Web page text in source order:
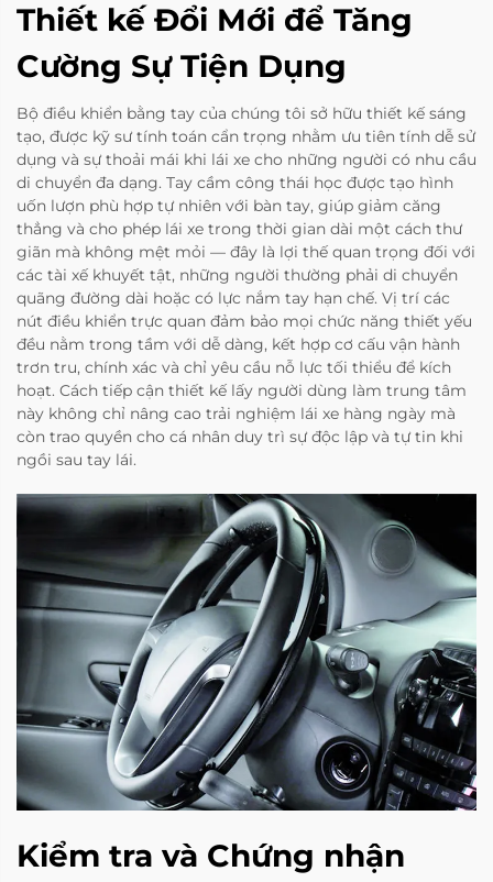
Thiết kế Đổi Mới để Tăng
Cường Sự Tiện Dụng
Bộ điều khiển bằng tay của chúng tôi sở hữu thiết kế sáng
tạo, được kỹ sư tính toán cẩn trọng nhằm ưu tiên tính dễ sử
dụng và sự thoải mái khi lái xe cho những người có nhu cầu
di chuyển đa dạng. Tay cầm công thái học được tạo hình
uốn lượn phù hợp tự nhiên với bàn tay, giúp giảm căng
thẳng và cho phép lái xe trong thời gian dài một cách thư
giãn mà không mệt mỏi — đây là lợi thế quan trọng đối với
các tài xế khuyết tật, những người thường phải di chuyển
quãng đường dài hoặc có lực nắm tay hạn chế. Vị trí các
nút điều khiển trực quan đảm bảo mọi chức năng thiết yếu
đều nằm trong tầm với dễ dàng, kết hợp cơ cấu vận hành
trơn tru, chính xác và chỉ yêu cầu nỗ lực tối thiểu để kích
hoạt. Cách tiếp cận thiết kế lấy người dùng làm trung tâm
này không chỉ nâng cao trải nghiệm lái xe hàng ngày mà
còn trao quyền cho cá nhân duy trì sự độc lập và tự tin khi
ngồi sau tay lái.
Kiểm tra và Chứng nhận